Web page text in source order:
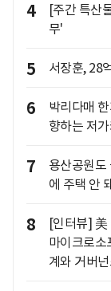
4
[주간 특산
무'
5 서장훈, 28
6
박리다매
향하는 저가
7
용산공원
에 주택 안
8
[인터뷰] 美
마이크로소
계와 거버